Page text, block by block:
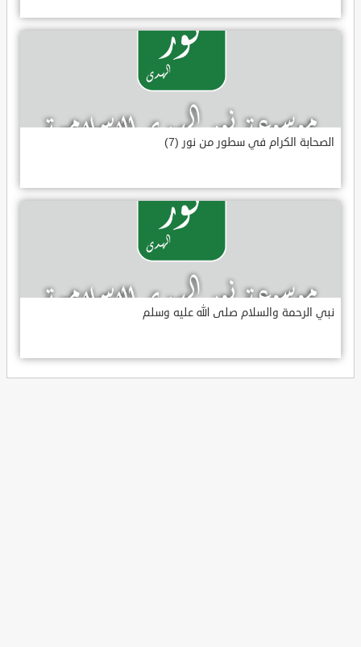
الصحابة الكرام في سطور من نور (7)
نبي الرحمة والسلام صلى الله عليه وسلم